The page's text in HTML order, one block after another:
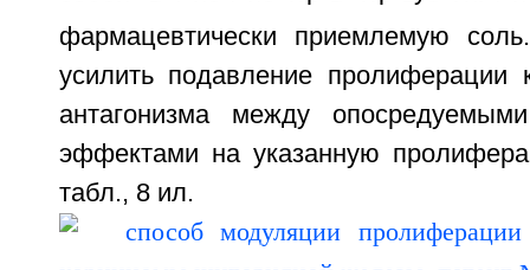
фармацевтически приемлемую
усилить подавление пролиферации
антагонизма между
эффектами на указанную
табл., 8 ил.